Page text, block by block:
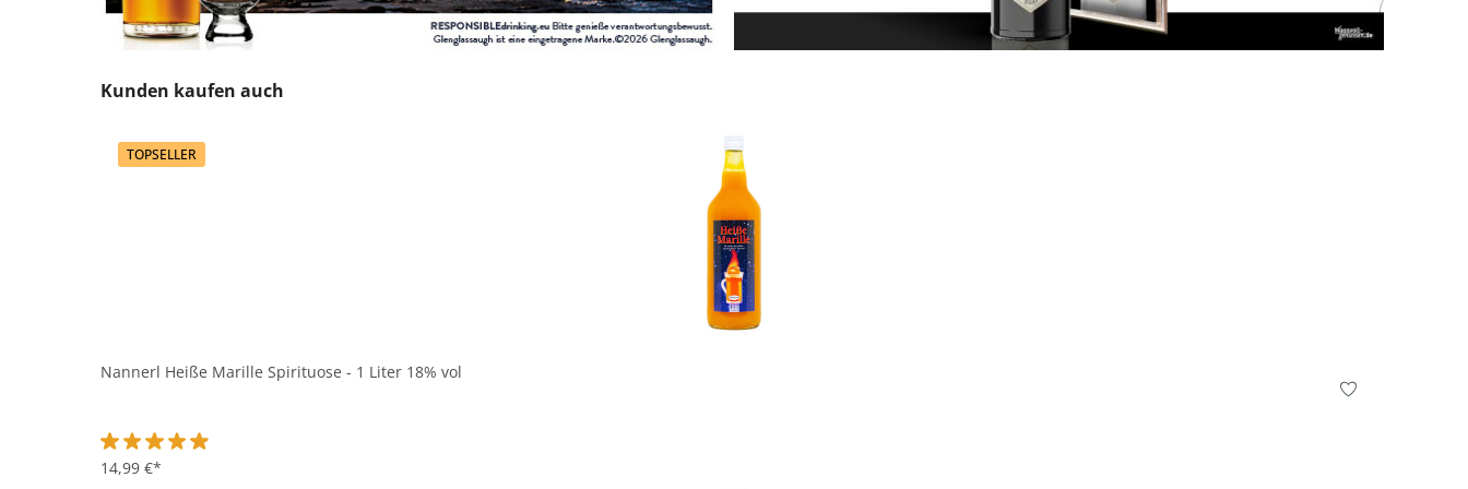
Produktgalerie überspringen
Kunden kaufen auch
TOPSELLER
Nannerl Heiße Marille Spirituose - 1 Liter 18% vol
Durchschnittliche Bewertung von 4.9 von 5 Sternen
14,99 €*
In den Korb